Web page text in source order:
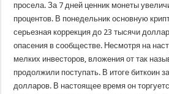
просела. За 7 дней ценник монеты
процентов. В понедельник основную
серьезная коррекция до 23 тысячи
опасения в сообществе. Несмотря на
мелких инвесторов, вложения от так
продолжили поступать. В итоге биткоин
долларов. В настоящее время он